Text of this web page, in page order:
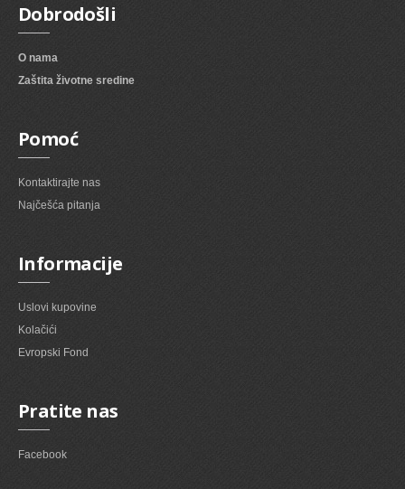
Dobrodošli
O nama
Zaštita životne sredine
Pomoć
Kontaktirajte nas
Najčešća pitanja
Informacije
Uslovi kupovine
Kolačići
Evropski Fond
Pratite nas
Facebook